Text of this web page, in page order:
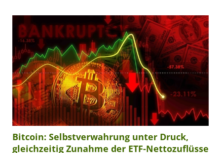
Bitcoin: Selbstverwahrung unter Druck,
gleichzeitig Zunahme der ETF-Nettozuflüsse